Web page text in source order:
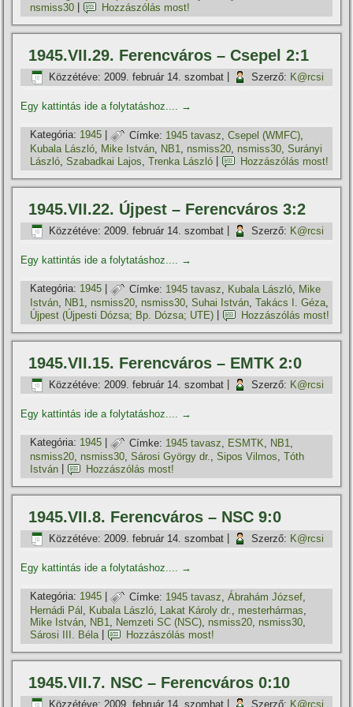
nsmiss30
Hozzászólás most!
1945.VII.29. Ferencváros – Csepel 2:1
Közzétéve: 2009. február 14. szombat Szerző: K@rcsi
Egy kattintás ide a folytatáshoz.... →
Kategória: 1945 | Címke: 1945 tavasz ,Csepel (WMFC)
Kubala László, Mike István, NB1, nsmiss20, nsmiss30,Surányi
László ,Szabadkai Lajos ,Trenka László Hozzászólás most!
1945.VII.22. Újpest – Ferencváros 3:2
Közzétéve: 2009. február 14. szombat Szerző: K@rcsi
Egy kattintás ide a folytatáshoz.... →
Kategória: 1945 | Címke: 1945 tavasz Kubala László
Mike
István, NB1, nsmiss20, nsmiss30,Suhai István,Takács I. Géza,
Újpest (Újpesti Dózsa; Bp. Dózsa; UTE)
Hozzászólás most!
1945.VII.15. Ferencváros – EMTK 2:0
Közzétéve: 2009. február 14. szombat Szerző: K@rcsi
Egy kattintás ide a folytatáshoz.... →
Kategória: 1945 | Címke: 1945 tavasz ESMTK NB1
nsmiss20, nsmiss30,Sárosi György dr.,Sipos Vilmos,Tóth
István
Hozzászólás most!
1945.VII.8. Ferencváros – NSC 9:0
Közzétéve: 2009. február 14. szombat Szerző: K@rcsi
Egy kattintás ide a folytatáshoz.... →
Kategória: 1945 | Címke: 1945 tavasz ,Ábrahám József
Hernádi Pál , Kubala László, Lakat Károly dr., mesterhármas,
Mike István, NB1, Nemzeti SC (NSC), nsmiss20, nsmiss30,
Sárosi III. Béla
Hozzászólás most!
1945.VII.7. NSC – Ferencváros 0:10
Közzétéve: 2009. február 14. szombat Szerző: K@rcsi